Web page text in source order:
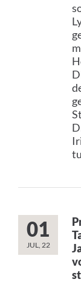
01
JUL, 22